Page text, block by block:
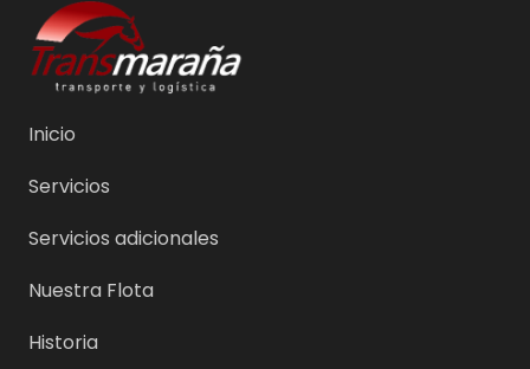
Inicio
Servicios
Servicios adicionales
Nuestra Flota
Historia